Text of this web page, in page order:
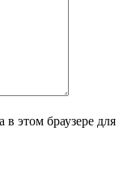
этом браузере для